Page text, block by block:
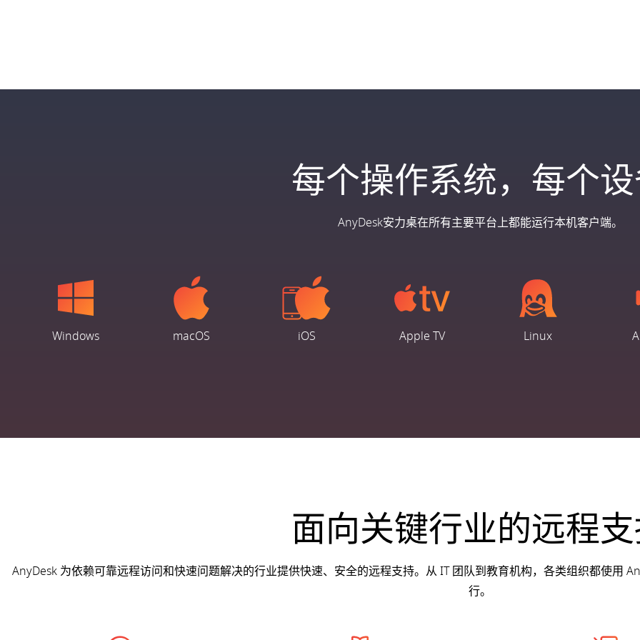
每个操作系统，每个
AnyDesk安力桌在所有主要平台上都能运行本机客户端。
Windows macOS iOS Apple TV Linux
面向关键行业的远程
AnyDesk 为依赖可靠远程访问和快速问题解决的行业提供快速、安全的远程支持。从 IT 团队到教育机构，各类组织都使用
行。